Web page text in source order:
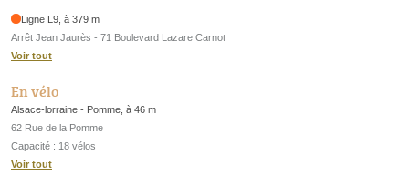
Ligne L9, à 379 m
Arrêt Jean Jaurès - 71 Boulevard Lazare Carnot
Voir tout
En vélo
Alsace-lorraine - Pomme, à 46 m
62 Rue de la Pomme
Capacité : 18 vélos
Voir tout